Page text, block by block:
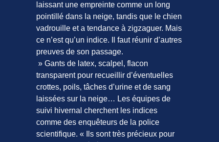
laissant une empreinte comme un long
pointillé dans la neige, tandis que le chien
vadrouille et a tendance à zigzaguer. Mais
ce n’est qu’un indice. Il faut réunir d’autres
preuves de son passage.
» Gants de latex, scalpel, flacon
transparent pour recueillir d’éventuelles
crottes, poils, tâches d’urine et de sang
laissées sur la neige… Les équipes de
suivi hivernal cherchent les indices
comme des enquêteurs de la police
scientifique. « Ils sont très précieux pour